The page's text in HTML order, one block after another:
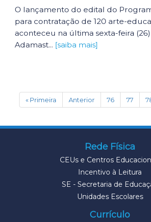
O lançamento do edital do
para contratação de 120 arte-
aconteceu na última sexta-feira
Adamast... [saiba mais]
« Primeira Anterior 76 77
Rede Física
CEUs e Centros
Incentivo à Leitura
SE - Secretaria de
Unidades Escolares
Currículo